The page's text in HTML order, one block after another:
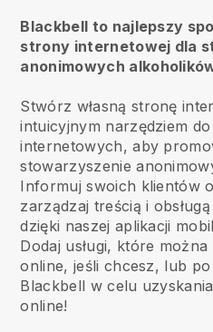
Blackbell to najlepszy
strony internetowej dla
anonimowych
Stwórz własną stronę
intuicyjnym narzędziem
internetowych, aby
stowarzyszenie
Informuj swoich klientów
zarządzaj treścią i
dzięki naszej aplikacji
Dodaj usługi, które
online, jeśli chcesz, lub
Blackbell w celu
online!